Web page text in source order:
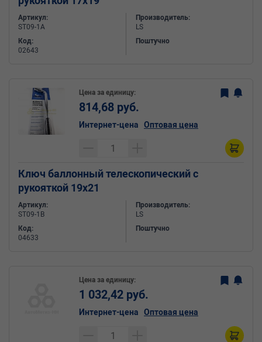
Артикул:
ST09-1A
Код:
02643
Производитель:
LS
Поштучно
Ключ баллонный телескопический с
рукояткой 19х21
Артикул:
ST09-1B
Код:
04633
Производитель:
LS
Поштучно
Цена за единицу:
814,68 руб.
Интернет-цена Оптовая цена
Цена за единицу:
1 032,42 руб.
Интернет-цена Оптовая цена